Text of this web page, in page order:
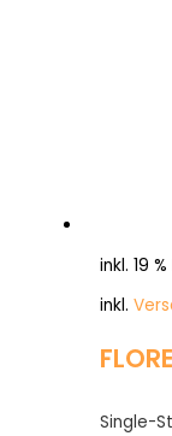
inkl. 19
inkl.
Single-